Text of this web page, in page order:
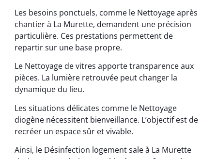
Les besoins ponctuels, comme le Nettoyage après
chantier à La Murette, demandent une précision
particulière. Ces prestations permettent de
repartir sur une base propre.
Le Nettoyage de vitres apporte transparence aux
pièces. La lumière retrouvée peut changer la
dynamique du lieu.
Les situations délicates comme le Nettoyage
diogène nécessitent bienveillance. L’objectif est de
recréer un espace sûr et vivable.
Ainsi, le Désinfection logement sale à La Murette